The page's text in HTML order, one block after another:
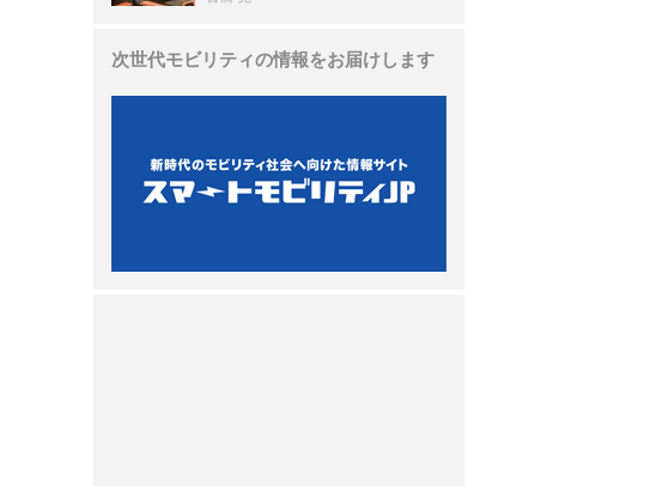
次世代モビリティの情報をお届けします